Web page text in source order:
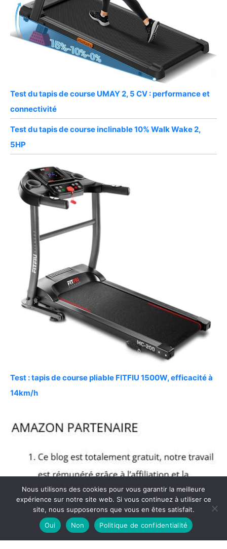
Test du tapis de course UMAY 2, 5 CV : performance et
connectivité
Test du tapis de course inclinable 10% Walk Wake 2,
5HP
Test : tapis de course pliable FITFIU 1500W, efficacité à
14km/h
Nous utilisons des cookies pour vous garantir la meilleure
expérience sur notre site web. Si vous continuez à utiliser ce
site, nous supposerons que vous en êtes satisfait.
Oui
Non Politique de confidentialité